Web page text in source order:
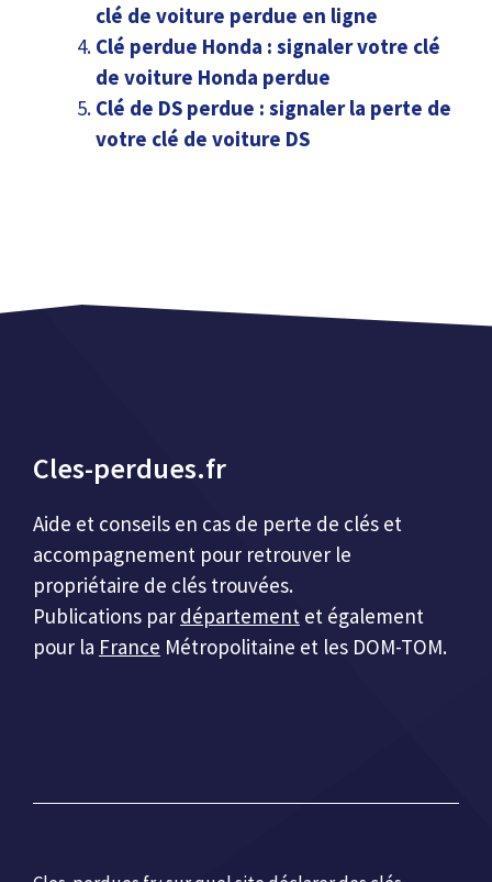
clé de voiture perdue en ligne
Clé perdue Honda : signaler votre clé
de voiture Honda perdue
Clé de DS perdue : signaler la perte de
votre clé de voiture DS
Cles-perdues.fr
Aide et conseils en cas de perte de clés et
accompagnement pour retrouver le
propriétaire de clés trouvées.
Publications par département et également
pour la France Métropolitaine et les DOM-TOM.